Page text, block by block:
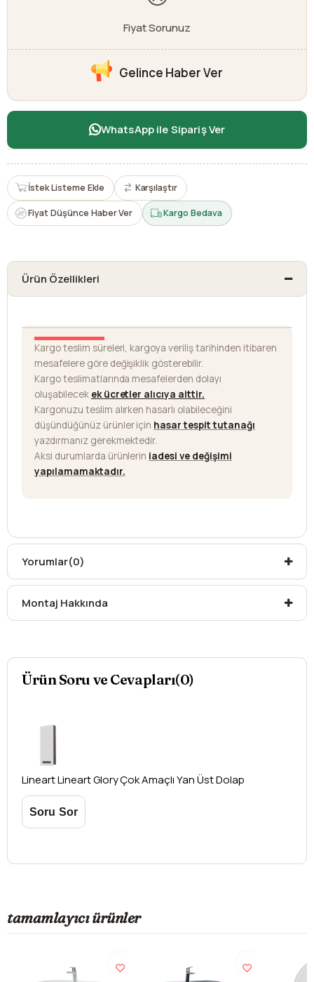
Fiyat Sorunuz
Gelince Haber Ver
WhatsApp ile Sipariş Ver
İstek Listeme Ekle Karşılaştır
Fiyat Düşünce Haber Ver Kargo Bedava
Ürün Özellikleri
Kargo teslim süreleri, kargoya veriliş tarihinden itibaren
mesafelere göre değişiklik gösterebilir.
Kargo teslimatlarında mesafelerden dolayı
oluşabilecek ek ücretler alıcıya aittir.
Kargonuzu teslim alırken hasarlı olabileceğini
düşündüğünüz ürünler için hasar tespit tutanağı
yazdırmanız gerekmektedir.
Aksi durumlarda ürünlerin iadesi ve değişimi
yapılamamaktadır.
Yorumlar(0)
Montaj Hakkında
Ürün Soru ve Cevapları(0)
LineartLineart Glory Çok Amaçlı Yan Üst Dolap
tamamlayıcı ürünler